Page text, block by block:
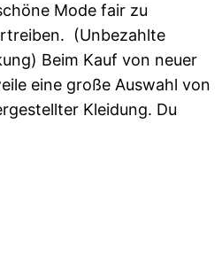
Mode fair zu
(Unbezahlte
Beim Kauf von neuer
eine große Auswahl von
Kleidung. Du